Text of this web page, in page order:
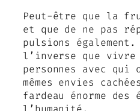
Peut-être que la
et que de ne pas
pulsions
l’inverse que vivre
personnes avec qui
mêmes envies
fardeau énorme des